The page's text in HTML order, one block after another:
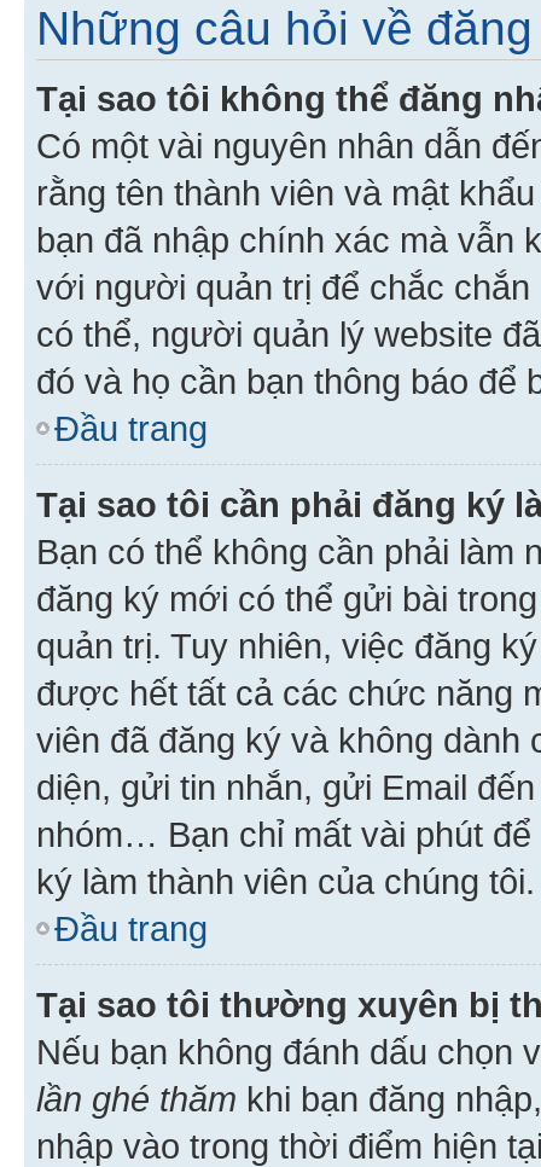
Những câu hỏi về
Tại sao tôi không thể đăng
Có một vài nguyên nhân dẫn
rằng tên thành viên và mật
bạn đã nhập chính xác mà vẫn
với người quản trị để chắc
có thể, người quản lý website
đó và họ cần bạn thông báo để
Đầu trang
Tại sao tôi cần phải đăng ký
Bạn có thể không cần phải làm
đăng ký mới có thể gửi bài
quản trị. Tuy nhiên, việc đăng
được hết tất cả các chức năng
viên đã đăng ký và không
diện, gửi tin nhắn, gửi Email
nhóm… Bạn chỉ mất vài phút
ký làm thành viên của chúng tôi.
Đầu trang
Tại sao tôi thường xuyên bị
Nếu bạn không đánh dấu chọn
lần ghé thăm khi bạn đăng
nhập vào trong thời điểm hiện